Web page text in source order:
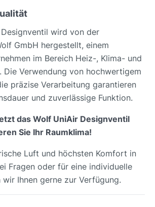
wird von der
GmbH hergestellt, einem
im Bereich Heiz-, Klima- und
Die Verwendung von hochwertigem
präzise Verarbeitung garantieren
und zuverlässige Funktion.
das Wolf UniAir Designventil
Sie Ihr Raumklima!
Luft und höchsten Komfort in
Fragen oder für eine individuelle
wir Ihnen gerne zur Verfügung.